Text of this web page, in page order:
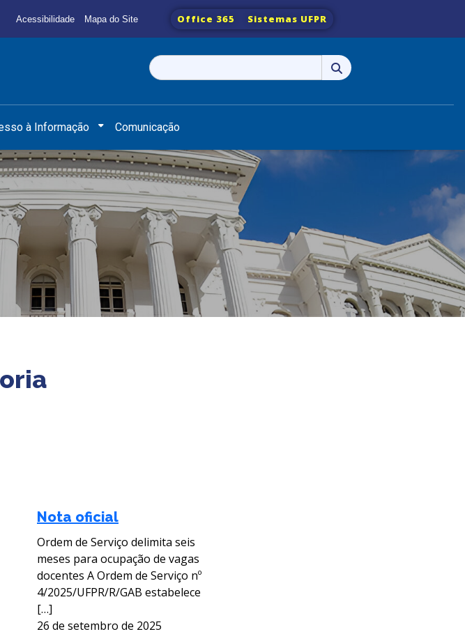
Acessibilidade Mapa do Site Office 365 Sistemas UFPR
Pesquisar
por:
à Informação Comunicação
Nota oficial
Ordem de Serviço delimita seis
meses para ocupação de vagas
docentes A Ordem de Serviço nº
4/2025/UFPR/R/GAB estabelece
[…]
26 de setembro de 2025